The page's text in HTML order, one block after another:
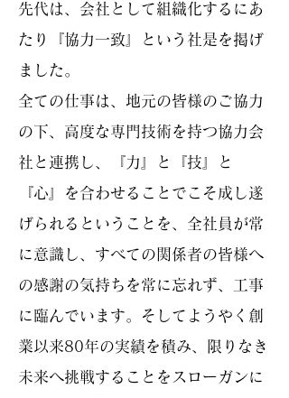
先代は、会社として組織化するにあ
たり『協力一致』という社是を掲げ
ました。
全ての仕事は、地元の皆様のご協力
の下、高度な専門技術を持つ協力会
社と連携し、『力』と『技』と
『心』を合わせることでこそ成し遂
げられるということを、全社員が常
に意識し、すべての関係者の皆様へ
の感謝の気持ちを常に忘れず、工事
に臨んでいます。そしてようやく創
業以来80年の実績を積み、限りなき
未来へ挑戦することをスローガンに